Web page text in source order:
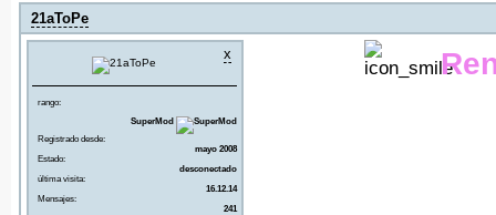
21aToPe
x
rango:
SuperMod
Registrado desde:
mayo 2008
Estado:
desconectado
última visita:
16.12.14
Mensajes:
241